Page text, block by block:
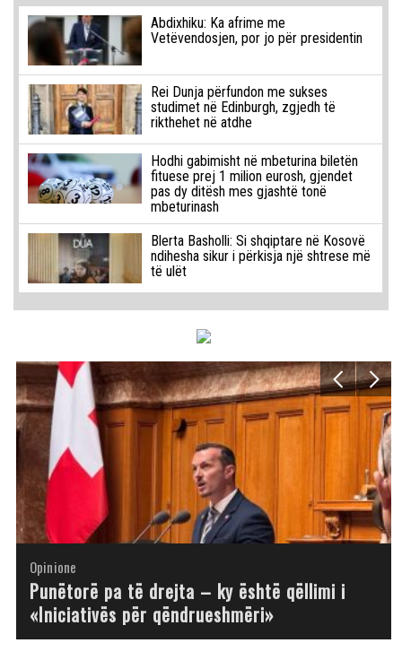
Abdixhiku: Ka afrime me
Vetëvendosjen, por jo për presidentin
Rei Dunja përfundon me sukses
studimet në Edinburgh, zgjedh të
rikthehet në atdhe
Hodhi gabimisht në mbeturina biletën
fituese prej 1 milion eurosh, gjendet
pas dy ditësh mes gjashtë tonë
mbeturinash
Blerta Basholli: Si shqiptare në Kosovë
ndihesha sikur i përkisja një shtrese më
të ulët
Opinione
Opinione
Punëtorë pa të drejta – ky është qëllimi i
«Iniciativës për qëndrueshmëri»
Opinione
Opinione
Opinione
Opinione
Opinione
Opinione